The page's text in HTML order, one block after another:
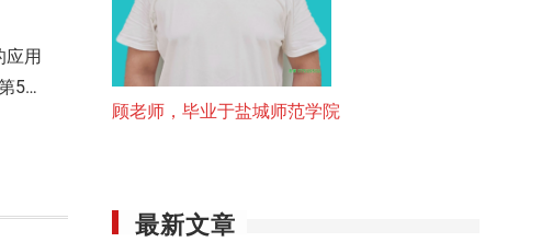
应用
5…
顾老师，毕业于盐城师范学院
最新文章